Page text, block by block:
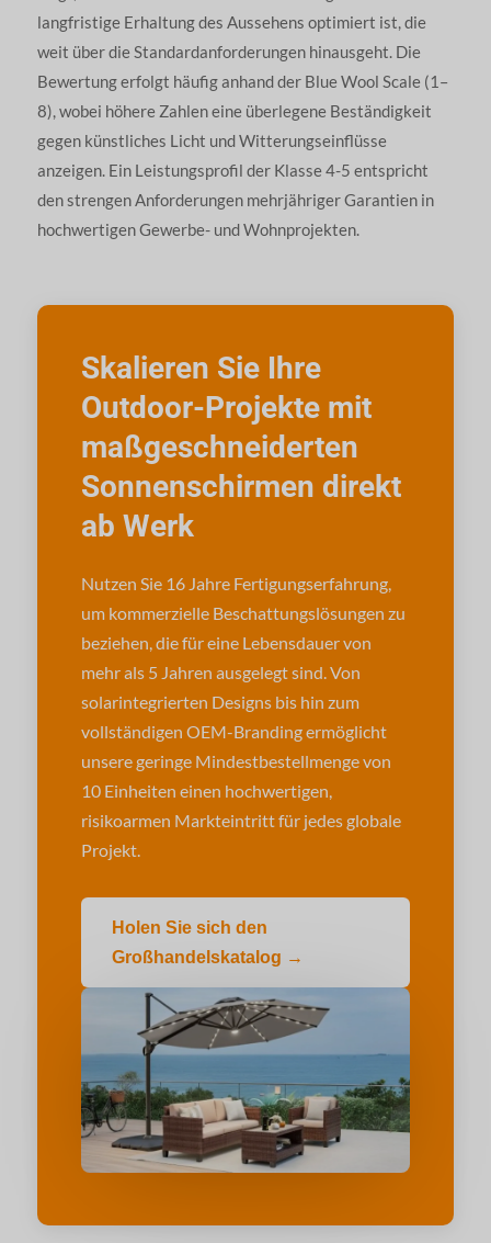
langfristige Erhaltung des Aussehens optimiert ist, die
weit über die Standardanforderungen hinausgeht. Die
Bewertung erfolgt häufig anhand der Blue Wool Scale (1–
8), wobei höhere Zahlen eine überlegene Beständigkeit
gegen künstliches Licht und Witterungseinflüsse
anzeigen. Ein Leistungsprofil der Klasse 4-5 entspricht
den strengen Anforderungen mehrjähriger Garantien in
hochwertigen Gewerbe- und Wohnprojekten.
Skalieren Sie Ihre
Outdoor-Projekte mit
maßgeschneiderten
Sonnenschirmen direkt
ab Werk
Nutzen Sie 16 Jahre Fertigungserfahrung,
um kommerzielle Beschattungslösungen zu
beziehen, die für eine Lebensdauer von
mehr als 5 Jahren ausgelegt sind. Von
solarintegrierten Designs bis hin zum
vollständigen OEM-Branding ermöglicht
unsere geringe Mindestbestellmenge von
10 Einheiten einen hochwertigen,
risikoarmen Markteintritt für jedes globale
Projekt.
Holen Sie sich den
Großhandelskatalog →